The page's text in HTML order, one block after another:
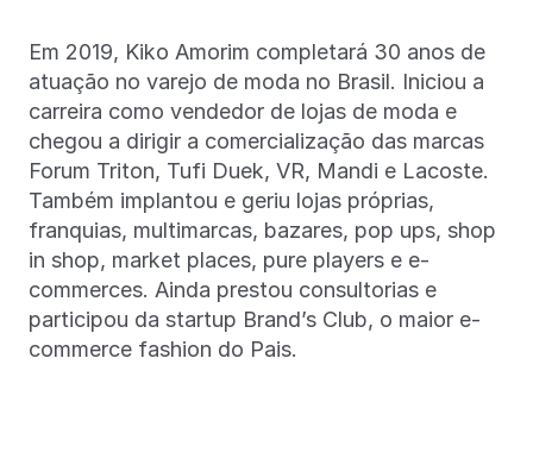
Em 2019, Kiko Amorim completará 30 anos de
atuação no varejo de moda no Brasil. Iniciou a
carreira como vendedor de lojas de moda e
chegou a dirigir a comercialização das marcas
Forum Triton, Tufi Duek, VR, Mandi e Lacoste.
Também implantou e geriu lojas próprias,
franquias, multimarcas, bazares, pop ups, shop
in shop, market places, pure players e e-
commerces. Ainda prestou consultorias e
participou da startup Brand’s Club, o maior e-
commerce fashion do Pais.